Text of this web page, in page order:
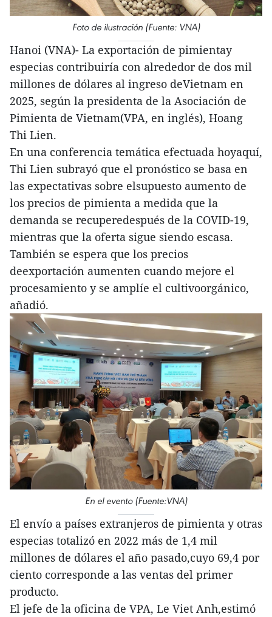
Foto de ilustración (Fuente: VNA)
Hanoi (VNA)- La exportación de pimientay
especias contribuiría con alrededor de dos mil
millones de dólares al ingreso deVietnam en
2025, según la presidenta de la Asociación de
Pimienta de Vietnam(VPA, en inglés), Hoang
Thi Lien.
En una conferencia temática efectuada hoyaquí,
Thi Lien subrayó que el pronóstico se basa en
las expectativas sobre elsupuesto aumento de
los precios de pimienta a medida que la
demanda se recuperedespués de la COVID-19,
mientras que la oferta sigue siendo escasa.
También se espera que los precios
deexportación aumenten cuando mejore el
procesamiento y se amplíe el cultivoorgánico,
añadió.
En el evento (Fuente:VNA)
El envío a países extranjeros de pimienta y otras
especias totalizó en 2022 más de 1,4 mil
millones de dólares el año pasado,cuyo 69,4 por
ciento corresponde a las ventas del primer
producto.
El jefe de la oficina de VPA, Le Viet Anh,estimó